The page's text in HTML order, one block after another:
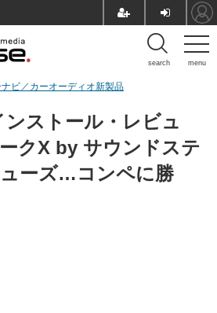
menu
search
ンストール・レビュ
クX by サウンドステ
ーズ…コンペに勝
ナビ／カーオーディオ新製品